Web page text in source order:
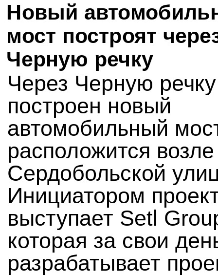
Новый
мост построят
Черную речку
Через Черную
построен новый
автомобильный
расположится возле
Сердобольской
Инициатором
выступает Setl
которая за свои
разрабатывает